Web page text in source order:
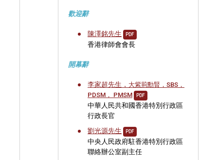
歡迎辭
陳澤銘先生 PDF
香港律師會會長
開幕辭
李家超先生， 大紫荊勳賢，SBS，
PDSM， PMSM
PDF
中華人民共和國香港特別行政區
行政長官
劉光源先生
PDF
中央人民政府駐香港特別行政區
聯絡辦公室副主任